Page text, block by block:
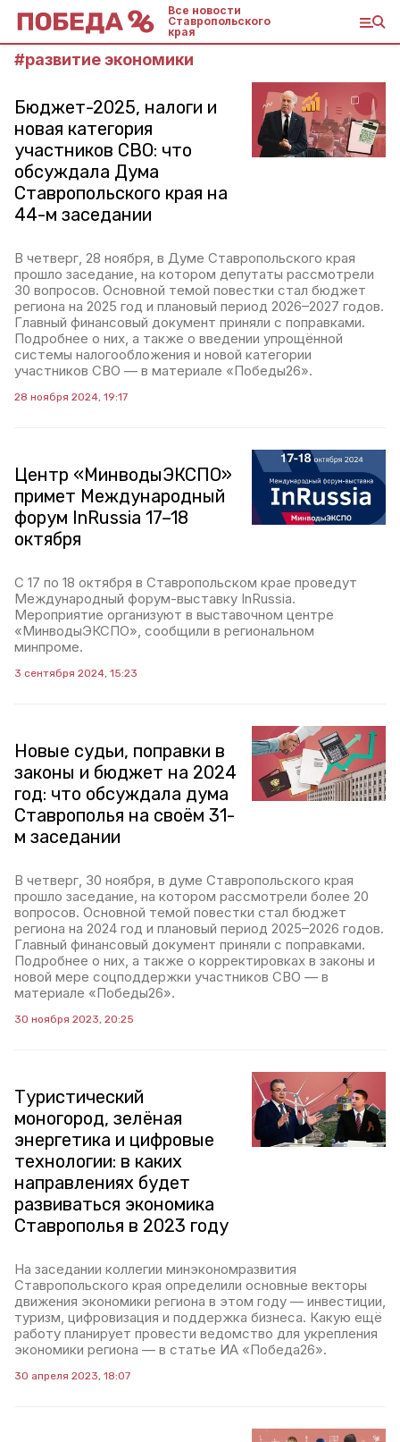
Все новости
Ставропольского
края
#развитие экономики
Бюджет-2025, налоги и
новая категория
участников СВО: что
обсуждала Дума
Ставропольского края на
44-м заседании
В четверг, 28 ноября, в Думе Ставропольского края
прошло заседание, на котором депутаты рассмотрели
30 вопросов. Основной темой повестки стал бюджет
региона на 2025 год и плановый период 2026–2027 годов.
Главный финансовый документ приняли с поправками.
Подробнее о них, а также о введении упрощённой
системы налогообложения и новой категории
участников СВО — в материале «Победы26».
28 ноября 2024, 19:17
Центр «МинводыЭКСПО»
примет Международный
форум InRussia 17–18
октября
С 17 по 18 октября в Ставропольском крае проведут
Международный форум-выставку InRussia.
Мероприятие организуют в выставочном центре
«МинводыЭКСПО», сообщили в региональном
минпроме.
3 сентября 2024, 15:23
Новые судьи, поправки в
законы и бюджет на 2024
год: что обсуждала дума
Ставрополья на своём 31-
м заседании
В четверг, 30 ноября, в думе Ставропольского края
прошло заседание, на котором рассмотрели более 20
вопросов. Основной темой повестки стал бюджет
региона на 2024 год и плановый период 2025–2026 годов.
Главный финансовый документ приняли с поправками.
Подробнее о них, а также о корректировках в законы и
новой мере соцподдержки участников СВО — в
материале «Победы26».
30 ноября 2023, 20:25
Туристический
моногород, зелёная
энергетика и цифровые
технологии: в каких
направлениях будет
развиваться экономика
Ставрополья в 2023 году
На заседании коллегии минэкономразвития
Ставропольского края определили основные векторы
движения экономики региона в этом году — инвестиции,
туризм, цифровизация и поддержка бизнеса. Какую ещё
работу планирует провести ведомство для укрепления
экономики региона — в статье ИА «Победа26».
30 апреля 2023, 18:07